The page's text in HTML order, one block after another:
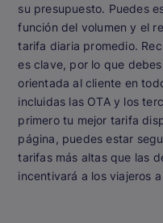
su presupuesto. Puedes
función del volumen y el
tarifa diaria promedio.
es clave, por lo que
orientada al cliente en
incluidas las OTA y los
primero tu mejor tarifa
página, puedes estar
tarifas más altas que las
incentivará a los viajeros